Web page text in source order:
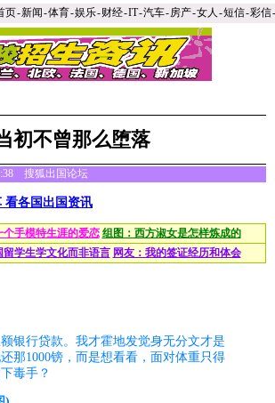
页-新闻-体育-娱乐-财经-IT-汽车-房产-女人 -短信-彩信-
初不曾那么堕落
搜狐出国论坛
看各国出国资讯
个手模特生涯的爱恋 组图：西方淑女是怎样炼成的
留学生学文化而非语言 网友：我的签证经历和体会
银行贷款。我才霍地发觉身无分文才是
那1000镑，而是想看看，面对体重只得
毒手？